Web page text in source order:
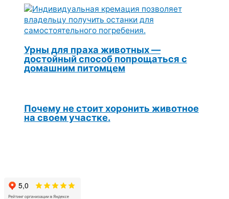
Урны для праха животных —
достойный способ попрощаться с
домашним питомцем
Почему не стоит хоронить животное
на своем участке.